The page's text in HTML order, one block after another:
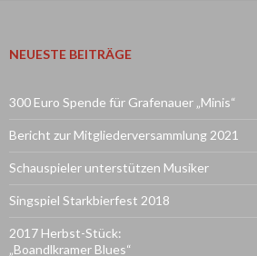
NEUESTE BEITRÄGE
300 Euro Spende für Grafenauer „Minis“
Bericht zur Mitgliederversammlung 2021
Schauspieler unterstützen Musiker
Singspiel Starkbierfest 2018
2017 Herbst-Stück:
„Boandlkramer Blues“